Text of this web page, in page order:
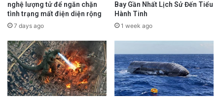
nghệ lượng tử để ngăn chặn
tình trạng mất điện diện rộng
7 days ago
Bay Gần Nhất Lịch Sử Đến Tiểu
Hành Tinh
1 week ago